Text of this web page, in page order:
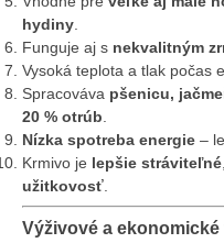
hydiny
Funguje aj s nekvalitným
Vysoká teplota a tlak počas
Spracováva pšenicu,
20 % otrúb
Nízka spotreba energie –
Krmivo je lepšie stráviteľné
užitkovosť
Výživové a